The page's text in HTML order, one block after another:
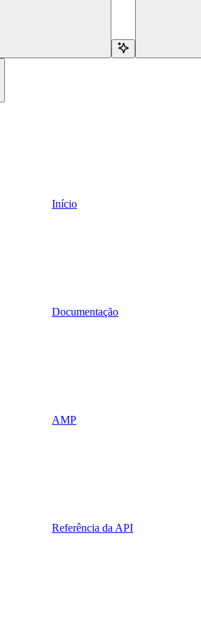
Início
Documentação
AMP
Referência da API